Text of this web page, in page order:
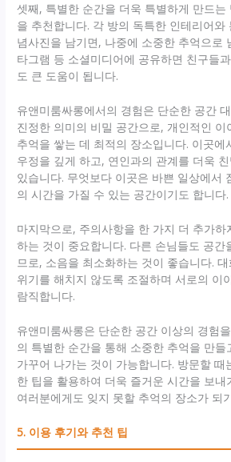
셋째, 특별한 순간을 더욱 특별하게 만드는
을 추천합니다. 각 방의 독특한 인테리어와
념사진을 남기면, 나중에 소중한 추억으로
타그램 등 소셜미디어에 공유하면 친구들
도 큰 도움이 됩니다.
유앤미룸싸롱에서의 경험은 단순한 공간
진정한 의미의 비밀 공간으로, 개인적인
추억을 쌓는 데 최적의 장소입니다. 이곳에
우정을 깊게 하고, 연인과의 관계를 더욱
있습니다. 무엇보다 이곳은 바쁜 일상에서
의 시간을 가질 수 있는 공간이기도 합니다.
마지막으로, 주의사항을 한 가지 더 추가하
하는 것이 중요합니다. 다른 손님들도 공간
므로, 소음을 최소화하는 것이 좋습니다.
위기를 해치지 않도록 조절하며 서로의 이
람직합니다.
유앤미룸싸롱은 단순한 공간 이상의 경험
의 특별한 순간을 통해 소중한 추억을 만
가꾸어 나가는 것이 가능합니다. 방문할
한 팁을 활용하여 더욱 즐거운 시간을 보내
여러분에게도 잊지 못할 추억의 장소가 되
5. 이용 후기와 추천 팁